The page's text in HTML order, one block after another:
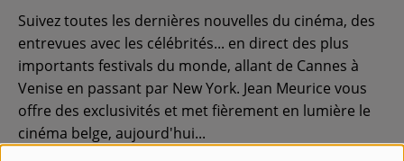
SE CONNECTER
Suivez toutes les dernières nouvelles du cinéma, des
entrevues avec les célébrités... en direct des plus
importants festivals du monde, allant de Cannes à
Venise en passant par New York. Jean Meurice vous
offre des exclusivités et met fièrement en lumière le
cinéma belge, aujourd'hui